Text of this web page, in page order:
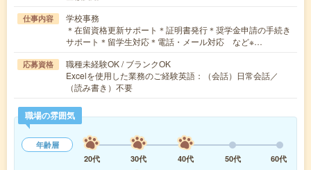
仕事内容
学校事務
＊在留資格更新サポート＊証明書発行＊奨学金申請の手続き
サポート＊留学生対応＊電話・メール対応 など※…
応募資格
職種未経験OK / ブランクOK
Excelを使用した業務のご経験英語：（会話）日常会話／
（読み書き）不要
職場の雰囲気
年齢層
20代
30代 40代 50代
60代